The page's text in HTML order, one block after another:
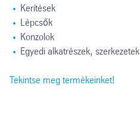
Kerítések
Lépcsők
Konzolok
Egyedi alkatrészek, szerkezetek
Tekintse meg termékeinket!